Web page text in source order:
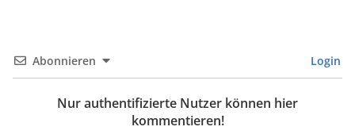
Abonnieren Login
Nur authentifizierte Nutzer können hier
kommentieren!